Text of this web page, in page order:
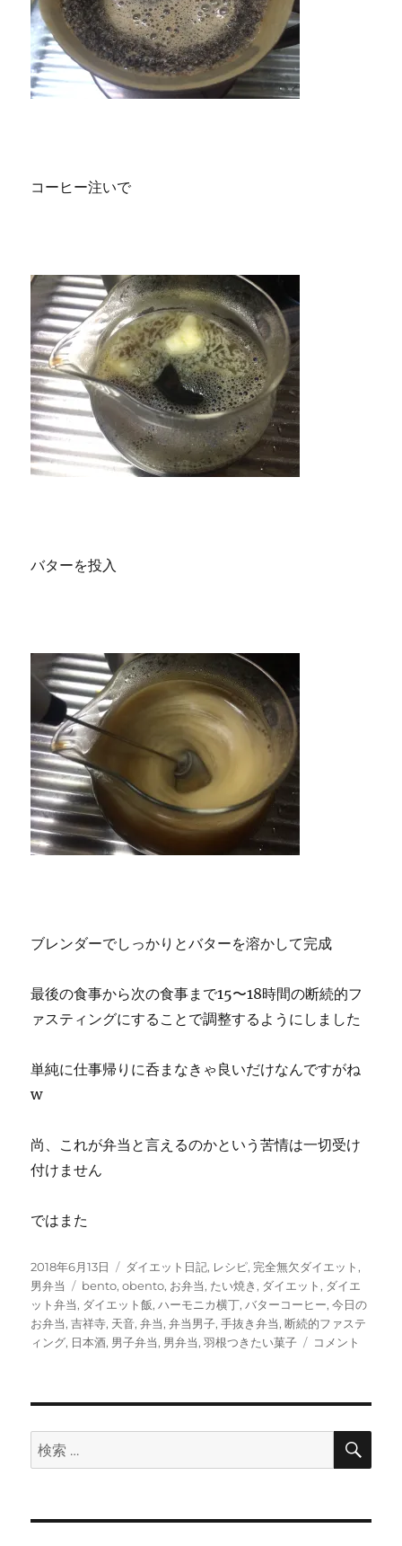
コーヒー注いで
バターを投入
ブレンダーでしっかりとバターを溶かして完成
最後の食事から次の食事まで15〜18時間の断続的フ
ァスティングにすることで調整するようにしました
単純に仕事帰りに呑まなきゃ良いだけなんですがね
w
尚、これが弁当と言えるのかという苦情は一切受け
付けません
ではまた
投
稿
日:
2018年6月13日
カ
テ
ゴ
リ
ー
ダイエット日記, レシピ, 完全無欠ダイエット,
男弁当
タ
グ
bento,obento, お弁当, たい焼き, ダイエット, ダイエ
ット弁当, ダイエット飯,ハーモニカ横丁,バターコーヒー,今日の
お弁当,吉祥寺, 天音,弁当,弁当男子,手抜き弁当,断続的ファステ
ィング, 日本酒, 男子弁当, 男弁当,羽根つきたい菓子
羽
い
子
コメント
検
索:
検